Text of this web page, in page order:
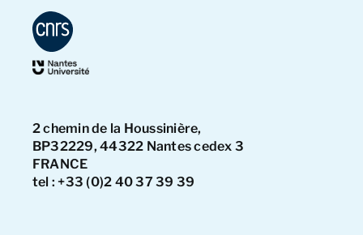
2 chemin de la Houssinière,
BP32229, 44322 Nantes cedex 3
FRANCE
tel : +33 (0)2 40 37 39 39